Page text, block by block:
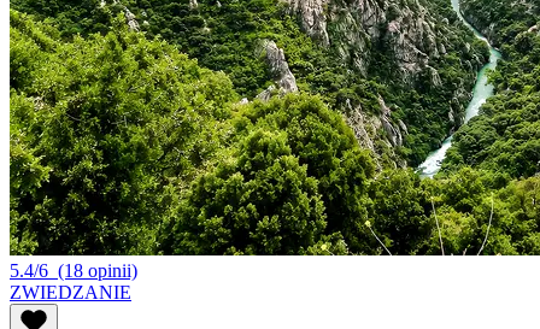
5.4/6 (18 opinii)
ZWIEDZANIE